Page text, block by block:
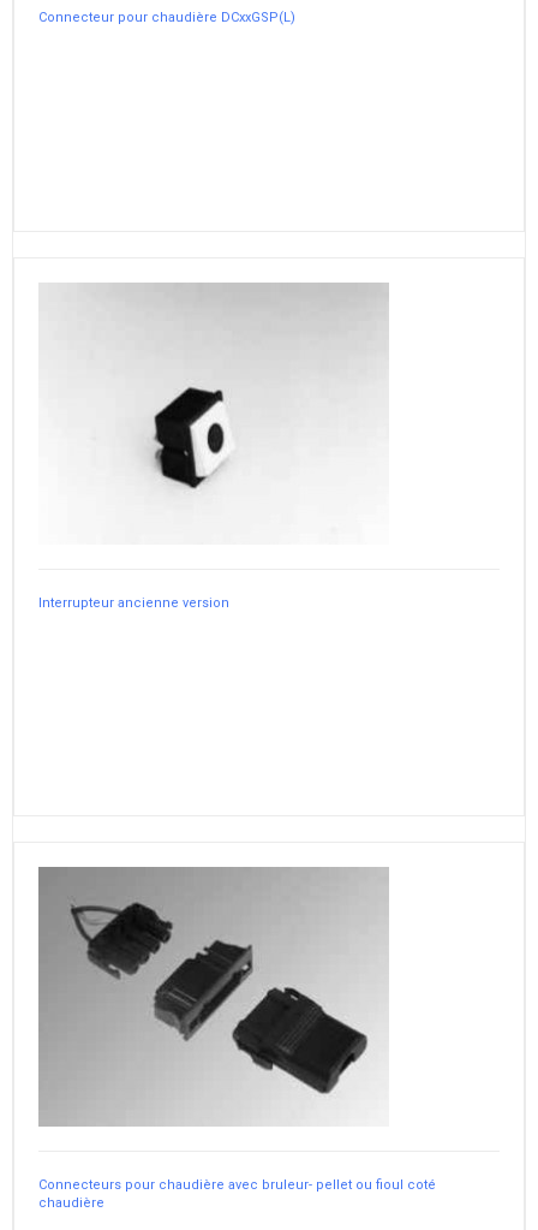
Connecteur pour chaudière DCxxGSP(L)
Interrupteur ancienne version
Connecteurs pour chaudière avec bruleur- pellet ou fioul coté
chaudière